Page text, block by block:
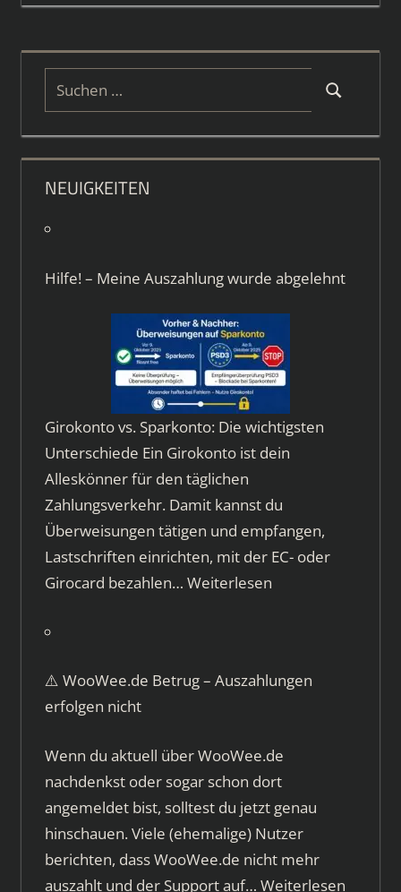
Suchen
nach:
Suchen
NEUIGKEITEN
Hilfe! – Meine Auszahlung wurde abgelehnt
Girokonto vs. Sparkonto: Die wichtigsten
Unterschiede Ein Girokonto ist dein
Alleskönner für den täglichen
Zahlungsverkehr. Damit kannst du
Überweisungen tätigen und empfangen,
Lastschriften einrichten, mit der EC- oder
Girocard bezahlen… Weiterlesen
⚠️ WooWee.de Betrug – Auszahlungen
erfolgen nicht
Wenn du aktuell über WooWee.de
nachdenkst oder sogar schon dort
angemeldet bist, solltest du jetzt genau
hinschauen. Viele (ehemalige) Nutzer
berichten, dass WooWee.de nicht mehr
auszahlt und der Support auf… Weiterlesen